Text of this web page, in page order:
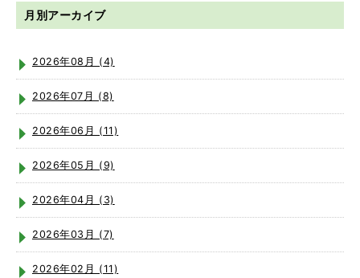
月別アーカイブ
2026年08月 (4)
2026年07月 (8)
2026年06月 (11)
2026年05月 (9)
2026年04月 (3)
2026年03月 (7)
2026年02月 (11)